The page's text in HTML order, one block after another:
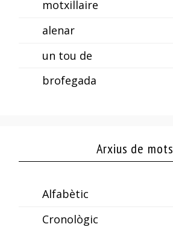
motxillaire
alenar
un tou de
brofegada
Arxius de mots
Alfabètic
Cronològic